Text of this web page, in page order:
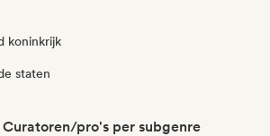
koninkrijk
staten
pro's per subgenre